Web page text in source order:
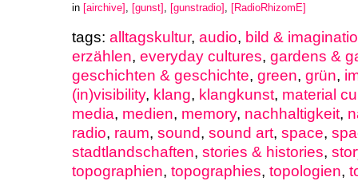
in [airchive] [gunst] [gunstradio] [RadioRhizomE]
tags: alltagskultur, audio, bild &
erzählen, everyday cultures, gardens &
geschichten & geschichte, green, grün,
(in)visibility, klang, klangkunst, material
media, medien, memory, nachhaltigkeit,
radio, raum, sound, sound art, space,
stadtlandschaften, stories & histories,
topographien, topographies, topologien,